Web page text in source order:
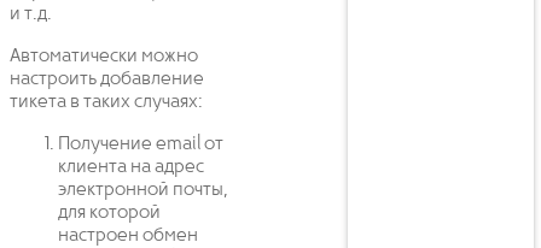
и т.д.
Автоматически можно
настроить добавление
тикета в таких случаях:
Получение email от
клиента на адрес
электронной почты,
для которой
настроен обмен